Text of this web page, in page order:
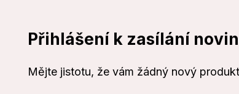
Přihlášení k zasílání
Mějte jistotu, že vám žádný nový